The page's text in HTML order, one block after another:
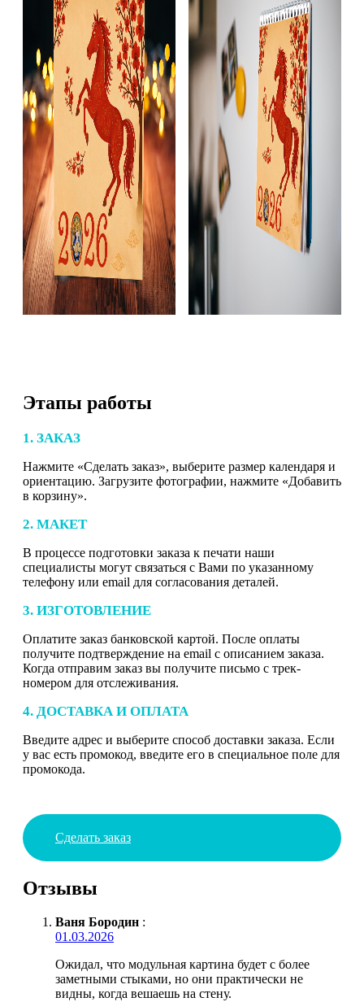
Этапы работы
1. ЗАКАЗ
Нажмите «Сделать заказ», выберите размер календаря и
ориентацию. Загрузите фотографии, нажмите «Добавить
в корзину».
2. МАКЕТ
В процессе подготовки заказа к печати наши
специалисты могут связаться с Вами по указанному
телефону или email для согласования деталей.
3. ИЗГОТОВЛЕНИЕ
Оплатите заказ банковской картой. После оплаты
получите подтверждение на email с описанием заказа.
Когда отправим заказ вы получите письмо с трек-
номером для отслеживания.
4. ДОСТАВКА И ОПЛАТА
Введите адрес и выберите способ доставки заказа. Если
у вас есть промокод, введите его в специальное поле для
промокода.
Сделать заказ
Отзывы
Ваня Бородин :
01.03.2026
Ожидал, что модульная картина будет с более
заметными стыками, но они практически не
видны, когда вешаешь на стену.